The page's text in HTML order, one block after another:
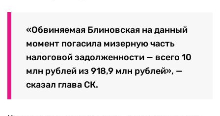
«Обвиняемая Блиновская на данный
момент погасила мизерную часть
налоговой задолженности — всего 10
млн рублей из 918,9 млн рублей», —
сказал глава СК.